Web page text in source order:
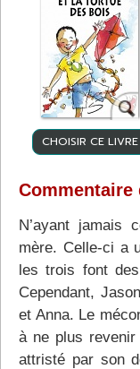
CHOISIR CE LIVRE
N’ayant jamais
mère. Celle-ci a
les trois font
Cependant,
et Anna. Le
à ne plus
attristé par son